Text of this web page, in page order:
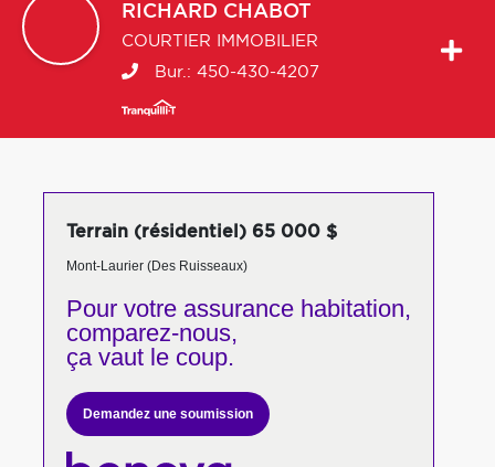
RICHARD CHABOT
COURTIER IMMOBILIER
Bur.: 450-430-4207
Terrain (résidentiel) 65 000 $
Mont-Laurier (Des Ruisseaux)
Pour votreassurance habitation,
comparez-nous,
ça vaut le coup.
Demandez une soumission